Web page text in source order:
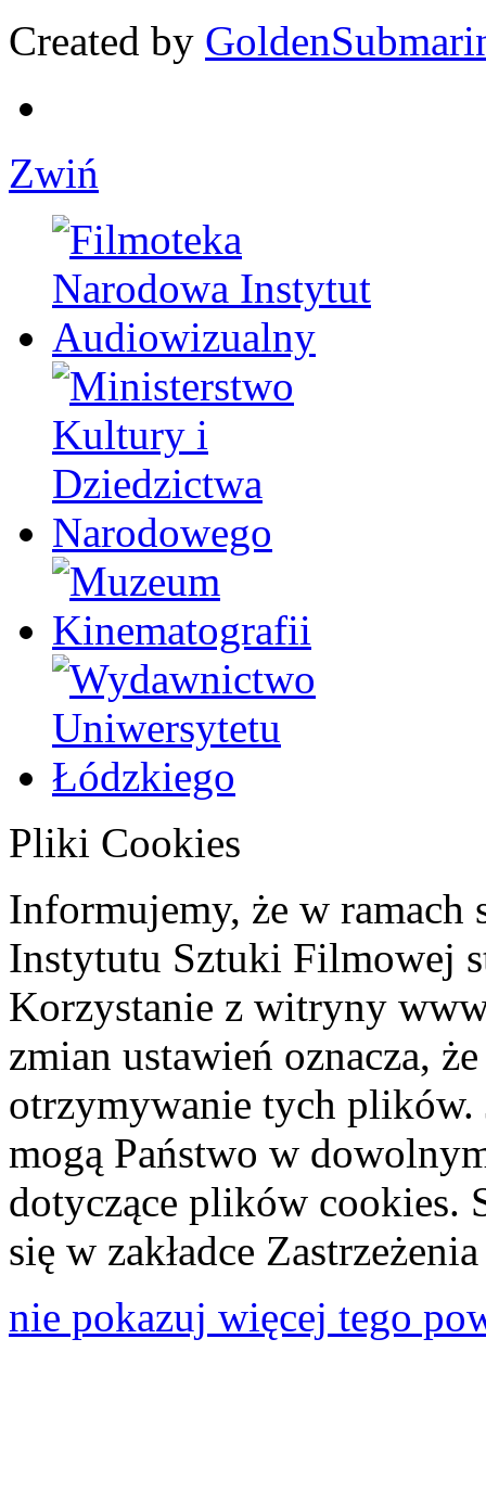
Created by
Zwiń
Pliki Cookies
Informujemy, że w ramach
Instytutu Sztuki Filmowej
Korzystanie z witryny
zmian ustawień oznacza,
otrzymywanie tych plików.
mogą Państwo w
dotyczące plików cookies.
się w zakładce
nie pokazuj więcej tego